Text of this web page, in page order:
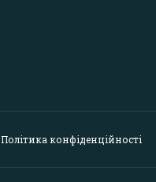
Політика конфіденційності